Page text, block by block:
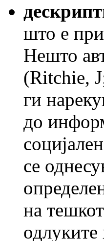
што е
Нешто
(Ritchie,
ги
до
се
на